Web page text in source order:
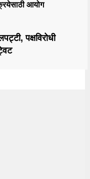
आयोग
पक्षविरोधी